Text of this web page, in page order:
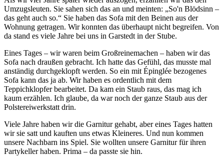
Umzugsleuten. Sie sahen sich das an und meinten:
So'n Blödsinn –
das geht auch so.
Sie haben das Sofa mit den Beinen aus der
Wohnung getragen. Wir konnten das überhaupt nicht begreifen. Von
da stand es viele Jahre bei uns in Garstedt in der Stube.
Eines Tages – wir waren beim Großreinemachen ‒ haben wir das
Sofa nach draußen gebracht. Ich hatte das Gefühl, das musste mal
anständig durchgeklopft werden. So ein mit Épinglée bezogenes
Sofa kann das ja ab. Wir haben es ordentlich mit dem
Teppichklopfer bearbeitet. Da kam ein Staub raus, das mag ich
kaum erzählen. Ich glaube, da war noch der ganze Staub aus der
Polstereiwerkstatt drin.
Viele Jahre haben wir die Garnitur gehabt, aber eines Tages hatten
wir sie satt und kauften uns etwas Kleineres. Und nun kommen
unsere Nachbarn ins Spiel. Sie wollten unsere Garnitur für ihren
Partykeller haben. Prima – da passte sie hin.